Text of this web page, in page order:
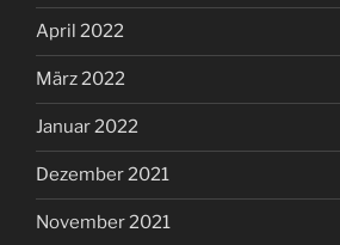
April 2022
März 2022
Januar 2022
Dezember 2021
November 2021